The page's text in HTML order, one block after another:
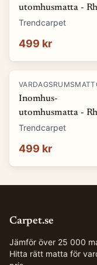
utomhusmatta -
(vit) (Storlek: 80 x
Trendcarpet
499 kr
Inomhus-
utomhusmatta -
(natur) (Storlek: 80
Trendcarpet
499 kr
Carpet.se
Jämför över 25 000
Hitta rätt matta för